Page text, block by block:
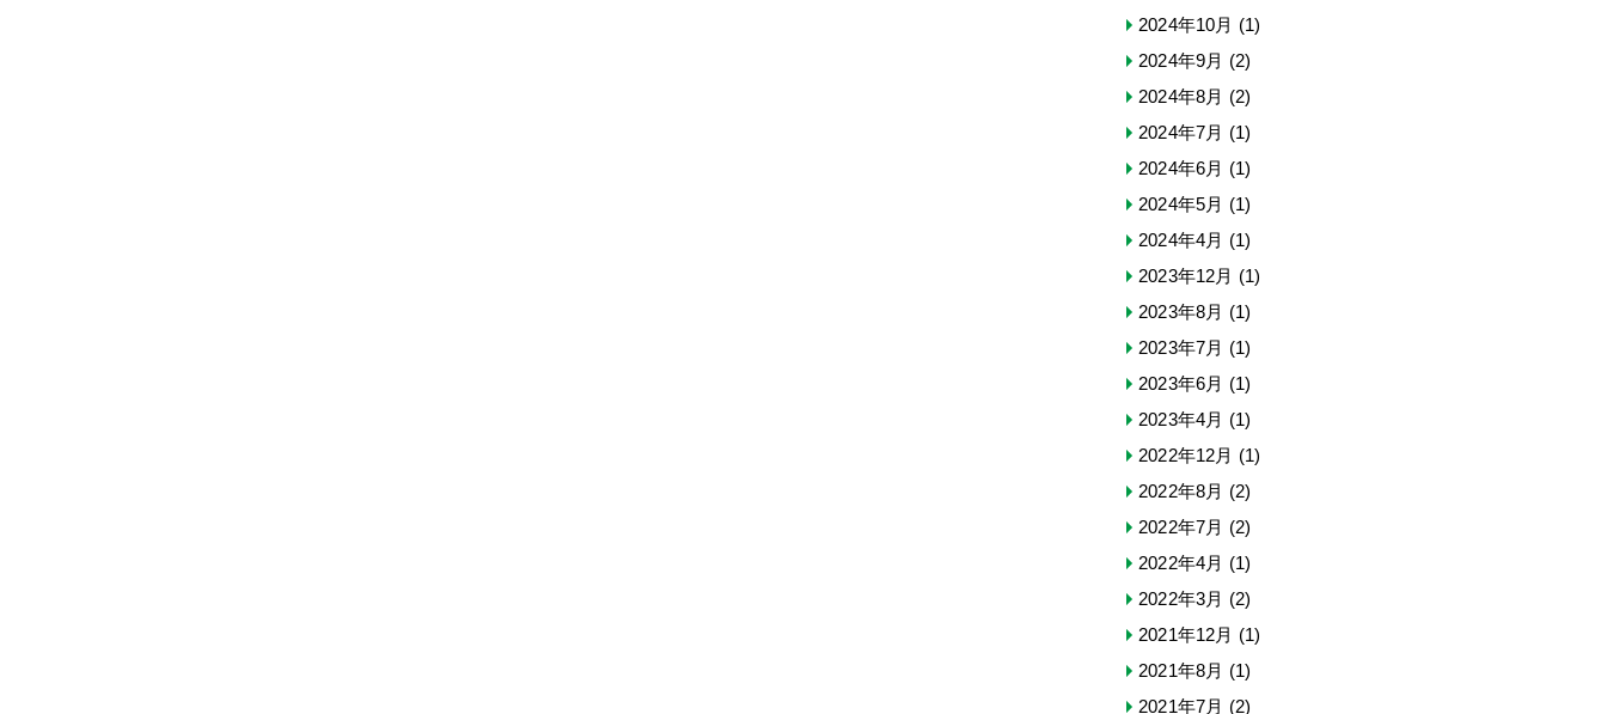
2024年10月 (1)
2024年9月 (2)
2024年8月 (2)
2024年7月 (1)
2024年6月 (1)
2024年5月 (1)
2024年4月 (1)
2023年12月 (1)
2023年8月 (1)
2023年7月 (1)
2023年6月 (1)
2023年4月 (1)
2022年12月 (1)
2022年8月 (2)
2022年7月 (2)
2022年4月 (1)
2022年3月 (2)
2021年12月 (1)
2021年8月 (1)
2021年7月 (2)